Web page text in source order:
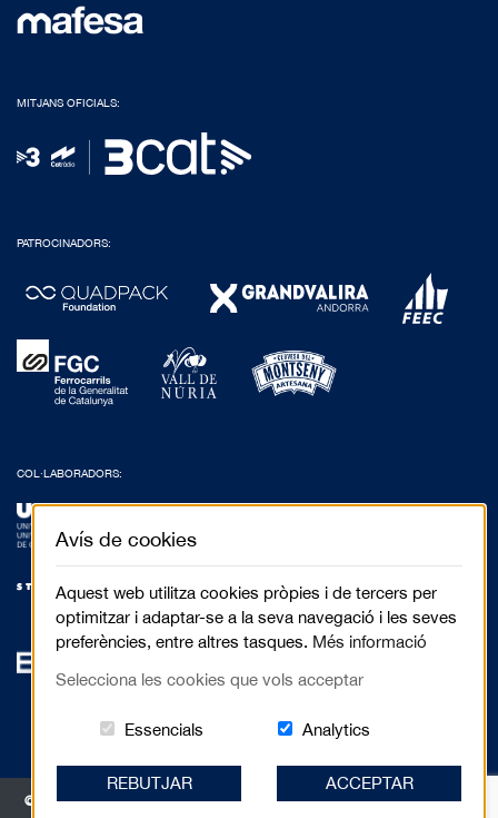
MITJANS OFICIALS:
PATROCINADORS:
COL·LABORADORS:
© 2017 Festival de Cinema de Muntanya de Torelló - Anselm Clavé, 5 3r 2a |
Avís de cookies
Aquest web utilitza cookies pròpies i de tercers per
optimitzar i adaptar-se a la seva navegació i les seves
preferències, entre altres tasques. Més informació
Selecciona les cookies que vols acceptar
Essencials Aquestes cookies són essencials per
AnalyticsCookies related
REBUTJAR ACCEPTAR